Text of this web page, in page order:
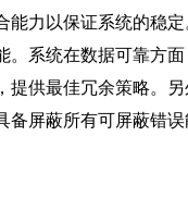
能力以保证系统的稳
。系统在数据可靠方
提供最佳冗余策略。
备屏蔽所有可屏蔽错